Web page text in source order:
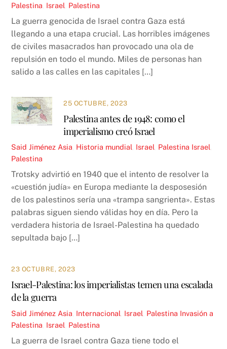
Palestina Israel Palestina
La guerra genocida de Israel contra Gaza está
llegando a una etapa crucial. Las horribles imágenes
de civiles masacrados han provocado una ola de
repulsión en todo el mundo. Miles de personas han
salido a las calles en las capitales […]
25 OCTUBRE, 2023
Palestina antes de 1948: como el
imperialismo creó Israel
Said Jiménez Asia Historia mundial Israel Palestina Israel
Palestina
Trotsky advirtió en 1940 que el intento de resolver la
«cuestión judía» en Europa mediante la desposesión
de los palestinos sería una «trampa sangrienta». Estas
palabras siguen siendo válidas hoy en día. Pero la
verdadera historia de Israel-Palestina ha quedado
sepultada bajo […]
23 OCTUBRE, 2023
Israel-Palestina: los imperialistas temen una escalada
de la guerra
Said Jiménez Asia Internacional Israel Palestina Invasión a
Palestina Israel Palestina
La guerra de Israel contra Gaza tiene todo el